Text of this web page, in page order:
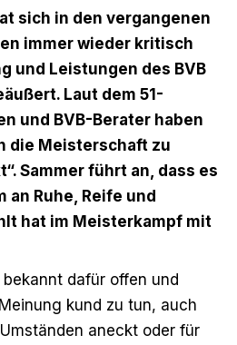
sich in den vergangenen
immer wieder kritisch
und Leistungen des BVB
Laut dem 51-
und BVB-Berater haben
die Meisterschaft zu
Sammer führt an, dass es
an Ruhe, Reife und
hat im Meisterkampf mit
dafür offen und
kund zu tun, auch
aneckt oder für